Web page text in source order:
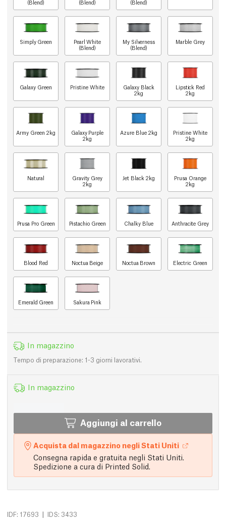
(Blend)
(Blend)
(Blend)
Simply Green
Pearl White
(Blend)
My Silverness
(Blend)
Marble Grey
Galaxy Green Pristine White
Galaxy Black
2kg
Lipstick Red
2kg
Army Green 2kg
Galaxy Purple
2kg
Azure Blue 2kg
Pristine White
2kg
Natural
Gravity Grey
2kg
Jet Black 2kg
Prusa Orange
2kg
Prusa Pro Green Pistachio Green Chalky Blue Anthracite Grey
Blood Red Noctua Beige Noctua Brown Electric Green
Emerald Green Sakura Pink
In magazzino
Tempo di preparazione: 1-3 giorni lavorativi.
In magazzino
Aggiungi al carrello
Acquista dal magazzino negli Stati Uniti
Consegna rapida e gratuita negli Stati Uniti.
Spedizione a cura di Printed Solid.
IDF: 17693 | IDS: 3433